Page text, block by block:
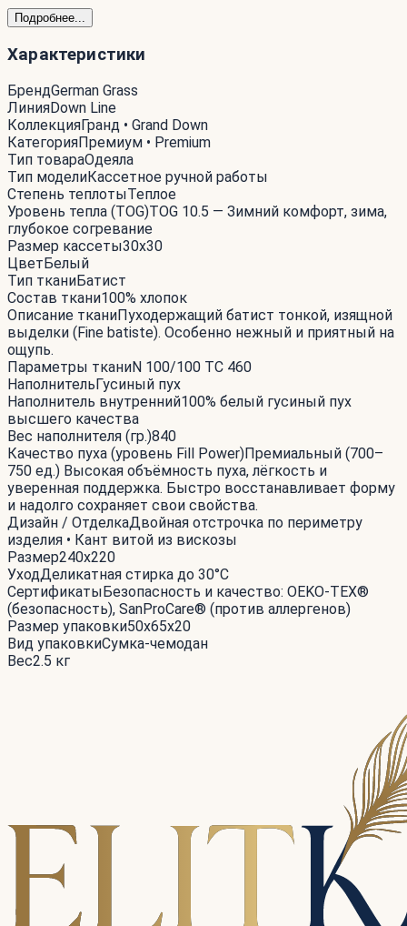
Подробнее...
Характеристики
БрендGerman Grass
ЛинияDown Line
КоллекцияГранд • Grand Down
КатегорияПремиум • Premium
Тип товараОдеяла
Тип моделиКассетное ручной работы
Степень теплотыТеплое
Уровень тепла (TOG)TOG 10.5 — Зимний комфорт, зима,
глубокое согревание
Размер кассеты30x30
ЦветБелый
Тип тканиБатист
Состав ткани100% хлопок
Описание тканиПуходержащий батист тонкой, изящной
выделки (Fine batiste). Особенно нежный и приятный на
ощупь.
Параметры тканиN 100/100 TC 460
НаполнительГусиный пух
Наполнитель внутренний100% белый гусиный пух
высшего качества
Вес наполнителя (гр.)840
Качество пуха (уровень Fill Power)Премиальный (700–
750 ед.) Высокая объёмность пуха, лёгкость и
уверенная поддержка. Быстро восстанавливает форму
и надолго сохраняет свои свойства.
Дизайн / ОтделкаДвойная отстрочка по периметру
изделия • Кант витой из вискозы
Размер240x220
УходДеликатная стирка до 30°С
СертификатыБезопасность и качество: OEKO-TEX®
(безопасность), SanProCare® (против аллергенов)
Размер упаковки50x65x20
Вид упаковкиСумка-чемодан
Вес2.5 кг